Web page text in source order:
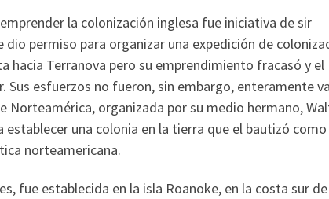
la colonización inglesa fue iniciativa de sir
dio permiso para organizar una expedición de
hacia Terranova pero su emprendimiento fracasó y el
esfuerzos no fueron, sin embargo, enteramente
Norteamérica, organizada por su medio hermano,
establecer una colonia en la tierra que el bautizó como
norteamericana.
fue establecida en la isla Roanoke, en la costa sur